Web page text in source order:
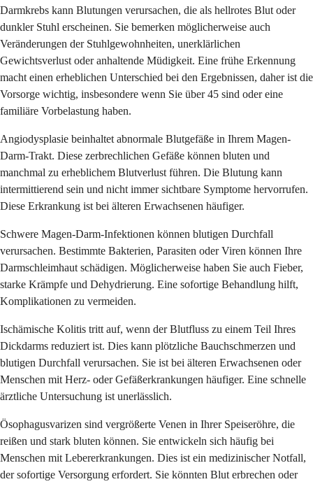
Darmkrebs kann Blutungen verursachen, die als hellrotes Blut oder
dunkler Stuhl erscheinen. Sie bemerken möglicherweise auch
Veränderungen der Stuhlgewohnheiten, unerklärlichen
Gewichtsverlust oder anhaltende Müdigkeit. Eine frühe Erkennung
macht einen erheblichen Unterschied bei den Ergebnissen, daher ist die
Vorsorge wichtig, insbesondere wenn Sie über 45 sind oder eine
familiäre Vorbelastung haben.
Angiodysplasie beinhaltet abnormale Blutgefäße in Ihrem Magen-
Darm-Trakt. Diese zerbrechlichen Gefäße können bluten und
manchmal zu erheblichem Blutverlust führen. Die Blutung kann
intermittierend sein und nicht immer sichtbare Symptome hervorrufen.
Diese Erkrankung ist bei älteren Erwachsenen häufiger.
Schwere Magen-Darm-Infektionen können blutigen Durchfall
verursachen. Bestimmte Bakterien, Parasiten oder Viren können Ihre
Darmschleimhaut schädigen. Möglicherweise haben Sie auch Fieber,
starke Krämpfe und Dehydrierung. Eine sofortige Behandlung hilft,
Komplikationen zu vermeiden.
Ischämische Kolitis tritt auf, wenn der Blutfluss zu einem Teil Ihres
Dickdarms reduziert ist. Dies kann plötzliche Bauchschmerzen und
blutigen Durchfall verursachen. Sie ist bei älteren Erwachsenen oder
Menschen mit Herz- oder Gefäßerkrankungen häufiger. Eine schnelle
ärztliche Untersuchung ist unerlässlich.
Ösophagusvarizen sind vergrößerte Venen in Ihrer Speiseröhre, die
reißen und stark bluten können. Sie entwickeln sich häufig bei
Menschen mit Lebererkrankungen. Dies ist ein medizinischer Notfall,
der sofortige Versorgung erfordert. Sie könnten Blut erbrechen oder